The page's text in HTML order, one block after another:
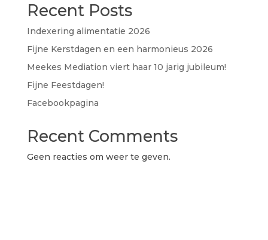
Recent Posts
Indexering alimentatie 2026
Fijne Kerstdagen en een harmonieus 2026
Meekes Mediation viert haar 10 jarig jubileum!
Fijne Feestdagen!
Facebookpagina
Recent Comments
Geen reacties om weer te geven.